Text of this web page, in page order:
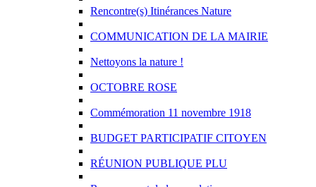
Rencontre(s) Itinérances Nature
COMMUNICATION DE LA MAIRIE
Nettoyons la nature !
OCTOBRE ROSE
Commémoration 11 novembre 1918
BUDGET PARTICIPATIF CITOYEN
RÉUNION PUBLIQUE PLU